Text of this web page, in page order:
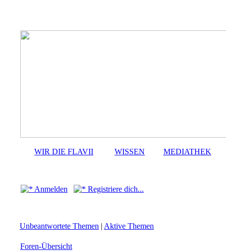
WIR DIE FLAVII WISSEN MEDIATHEK
Anmelden Registriere dich...
Unbeantwortete Themen | Aktive Themen
Foren-Übersicht